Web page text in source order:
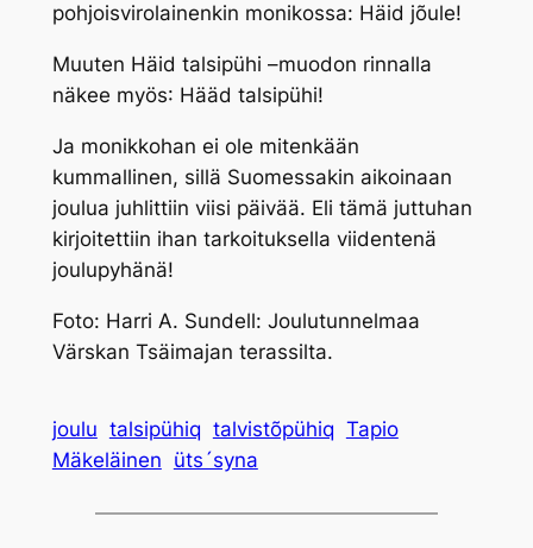
pohjoisvirolainenkin monikossa: Häid jõule!
Muuten Häid talsipühi –muodon rinnalla
näkee myös: Hääd talsipühi!
Ja monikkohan ei ole mitenkään
kummallinen, sillä Suomessakin aikoinaan
joulua juhlittiin viisi päivää. Eli tämä juttuhan
kirjoitettiin ihan tarkoituksella viidentenä
joulupyhänä!
Foto: Harri A. Sundell: Joulutunnelmaa
Värskan Tsäimajan terassilta.
joulu talsipühiq talvistõpühiq Tapio
Mäkeläinen üts´syna